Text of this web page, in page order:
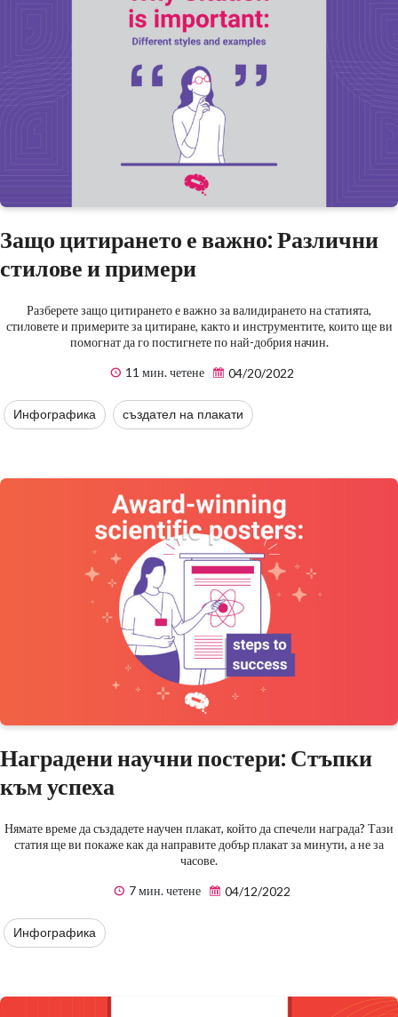
Защо цитирането е важно: Различни
стилове и примери
Разберете защо цитирането е важно за валидирането на статията,
стиловете и примерите за цитиране, както и инструментите, които ще ви
помогнат да го постигнете по най-добрия начин.
11 мин. четене
04/20/2022
Инфографика създател на плакати
Наградени научни постери: Стъпки
към успеха
Нямате време да създадете научен плакат, който да спечели награда? Тази
статия ще ви покаже как да направите добър плакат за минути, а не за
часове.
7 мин. четене
04/12/2022
Инфографика